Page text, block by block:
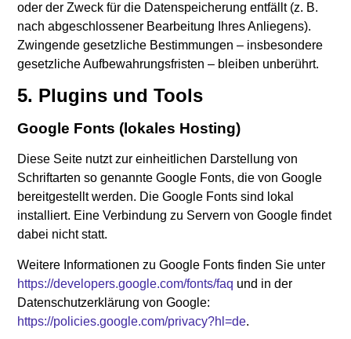
oder der Zweck für die Datenspeicherung entfällt (z. B.
nach abgeschlossener Bearbeitung Ihres Anliegens).
Zwingende gesetzliche Bestimmungen – insbesondere
gesetzliche Aufbewahrungsfristen – bleiben unberührt.
5. Plugins und Tools
Google Fonts (lokales Hosting)
Diese Seite nutzt zur einheitlichen Darstellung von
Schriftarten so genannte Google Fonts, die von Google
bereitgestellt werden. Die Google Fonts sind lokal
installiert. Eine Verbindung zu Servern von Google findet
dabei nicht statt.
Weitere Informationen zu Google Fonts finden Sie unter
https://developers.google.com/fonts/faq und in der
Datenschutzerklärung von Google:
https://policies.google.com/privacy?hl=de.